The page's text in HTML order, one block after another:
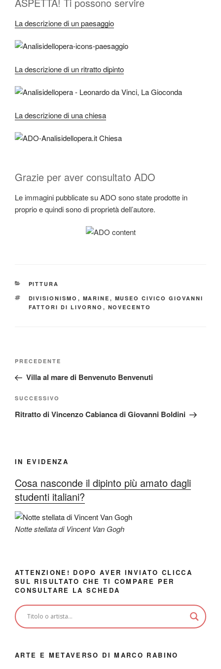
La descrizione di un paesaggio
La descrizione di un ritratto dipinto
La descrizione di una chiesa
Grazie per aver consultato ADO
Le immagini pubblicate su ADO sono state prodotte in
proprio e quindi sono di proprietà dell’autore.
CATEGORIE
PITTURA
TAG
DIVISIONISMO , MARINE , MUSEO CIVICO GIOVANNI
FATTORI DI LIVORNO , NOVECENTO
Navigazione
Articolo
precedente:
PRECEDENTE
Villa al mare di Benvenuto Benvenuti
Articolo
successivo
SUCCESSIVO
Ritratto di Vincenzo Cabianca di Giovanni Boldini
IN EVIDENZA
Cosa nasconde il dipinto più amato dagli
studenti italiani?
Notte stellata di Vincent Van Gogh
ATTENZIONE! DOPO AVER INVIATO CLICCA
SUL RISULTATO CHE TI COMPARE PER
CONSULTARE LA SCHEDA
ARTE E METAVERSO DI MARCO RABINO